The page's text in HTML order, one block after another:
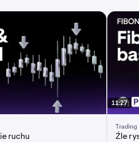
ruchu
11:27
Trading
Źle